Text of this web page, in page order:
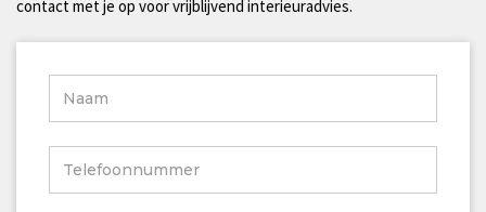
contact met je op voor vrijblijvend interieuradvies.